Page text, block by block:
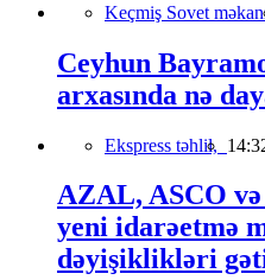
Keçmiş Sovet
Ceyhun
arxasında nə
Ekspress təhlil,
AZAL, ASCO
yeni idarəetmə
dəyişiklikləri